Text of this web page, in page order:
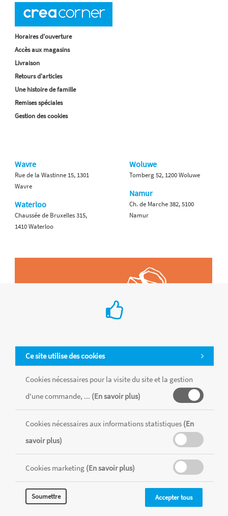
Ce site utilise des cookies
Cookies nécessaires pour la visite du site et la gestion
d'une commande, ... (En savoir plus)
Cookies nécessaires aux informations statistiques (En
savoir plus)
Cookies marketing (En savoir plus)
Soumettre Accepter tous
Horaires d'ouverture
Accès aux magasins
Livraison
Retours d'articles
Une histoire de famille
Remises spéciales
Gestion des cookies
Wavre
Rue de la Wastinne 15, 1301
Wavre
Waterloo
Chaussée de Bruxelles 315,
1410 Waterloo
Woluwe
Tomberg 52, 1200 Woluwe
Namur
Ch. de Marche 382, 5100
Namur
Tous les produits sont vendus dans la limite des stocks disponibles de
chaque magasin, toutes taxes comprises.
MENTIONS LÉGALES CONDITIONS GÉNÉRALES